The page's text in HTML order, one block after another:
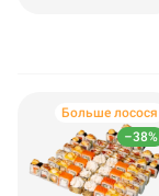
–38%
Больше лосося